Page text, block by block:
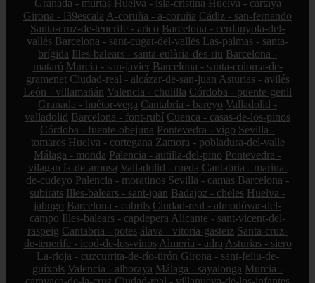
Granada - murtas Huelva - isla-cristina Huelva - cartaya
Girona - l39escala A-coruña - a-coruña Cádiz - san-fernando
Santa-cruz-de-tenerife - arico Barcelona - cerdanyola-del-
vallès Barcelona - sant-cugat-del-vallès Las-palmas - santa-
brígida Illes-balears - santa-eulària-des-riu Barcelona -
mataró Murcia - san-javier Barcelona - santa-coloma-de-
gramenet Ciudad-real - alcázar-de-san-juan Asturias - avilés
León - villamañán Valencia - chulilla Córdoba - puente-genil
Granada - huétor-vega Cantabria - bareyo Valladolid -
valladolid Barcelona - font-rubí Cuenca - casas-de-los-pinos
Córdoba - fuente-obejuna Pontevedra - vigo Sevilla -
tomares Huelva - cortegana Zamora - pobladura-del-valle
Málaga - monda Palencia - autilla-del-pino Pontevedra -
vilagarcía-de-arousa Valladolid - rueda Cantabria - marina-
de-cudeyo Palencia - moratinos Sevilla - camas Barcelona -
subirats Illes-balears - sant-joan Badajoz - cheles Huelva -
jabugo Barcelona - cabrils Ciudad-real - almodóvar-del-
campo Illes-balears - capdepera Alicante - sant-vicent-del-
raspeig Cantabria - potes álava - vitoria-gasteiz Santa-cruz-
de-tenerife - icod-de-los-vinos Almería - adra Asturias - siero
La-rioja - cuzcurrita-de-río-tirón Girona - sant-feliu-de-
guíxols Valencia - alboraya Málaga - sayalonga Murcia -